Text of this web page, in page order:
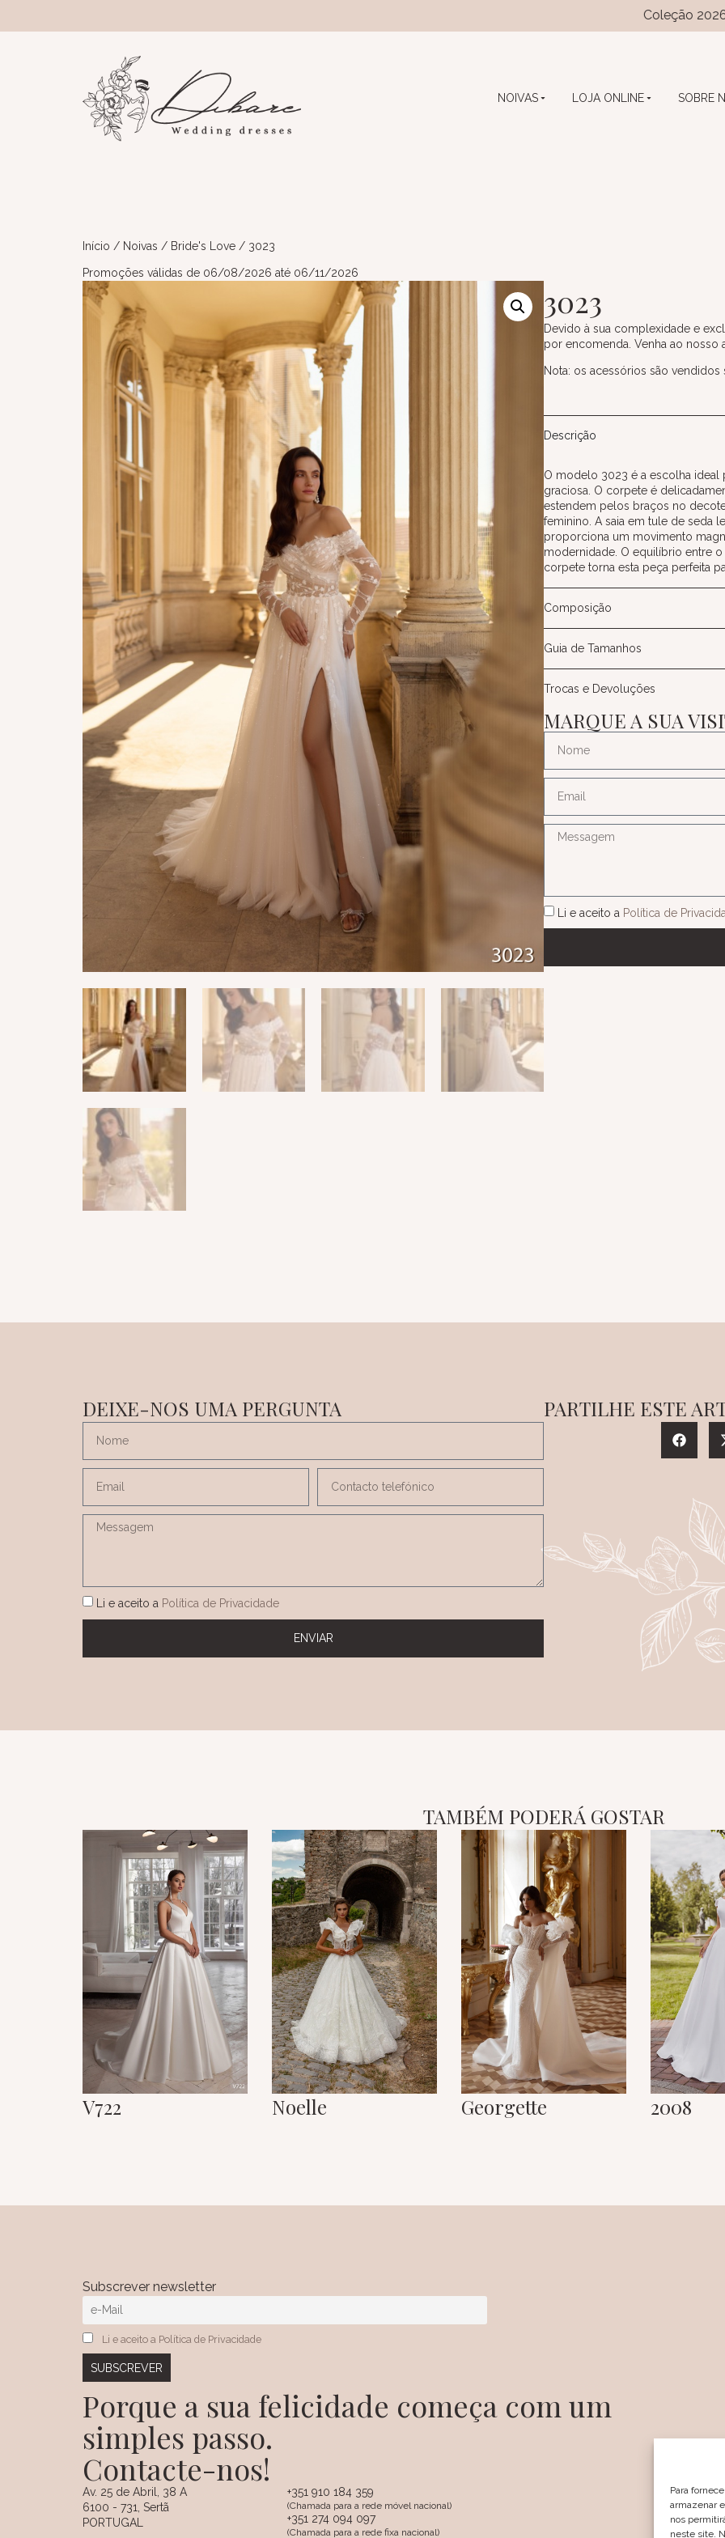
Para
armazenar
nos
neste site.
Coleção 2026 das
NOIVAS LOJA ONLINE SOBRE
Início / Noivas / Bride's Love / 3023
Promoções válidas de 06/08/2026 até 06/11/2026
3023
Devido à sua complexidade e
por encomenda. Venha ao nosso
Nota: os acessórios são vendidos
Descrição
O modelo 3023 é a escolha ideal
graciosa. O corpete é
estendem pelos braços no
feminino. A saia em tule de seda
proporciona um movimento
modernidade. O equilíbrio entre
corpete torna esta peça perfeita
Composição
Guia de Tamanhos
Trocas e Devoluções
MARQUE A SUA
Li e aceito a Política de
DEIXE-NOS UMA PERGUNTA
Li e aceito a Política de Privacidade
ENVIAR
PARTILHE ESTE
TAMBÉM PODERÁ GOSTAR
V722 Noelle Georgette 2008
Subscrever newsletter
Li e aceito a Política de Privacidade
Porque a sua felicidade começa com um
simples passo.
Contacte-nos!
Av. 25 de Abril, 38 A
6100 - 731, Sertã
PORTUGAL
+351 910 184 359
(Chamada para a rede móvel nacional)
+351 274 094 097
(Chamada para a rede fixa nacional)